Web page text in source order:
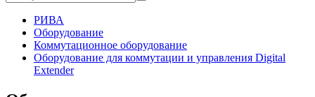
РИВА
Оборудование
Коммутационное оборудование
Оборудование для коммутации и управления Digital
Extender